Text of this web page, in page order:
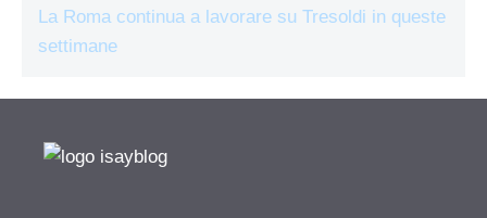
La Roma continua a lavorare su Tresoldi in queste
settimane